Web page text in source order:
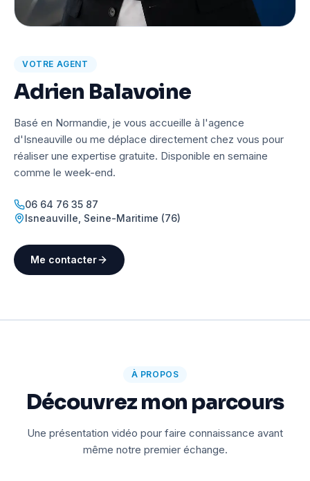
VOTRE AGENT
Adrien Balavoine
Basé en Normandie, je vous accueille à l'agence
d'Isneauville ou me déplace directement chez vous pour
réaliser une expertise gratuite. Disponible en semaine
comme le week-end.
06 64 76 35 87
Isneauville Seine-Maritime (76)
Me contacter
À PROPOS
Découvrez mon parcours
Une présentation vidéo pour faire connaissance avant
même notre premier échange.